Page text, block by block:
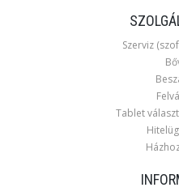
Szerviz
Tablet